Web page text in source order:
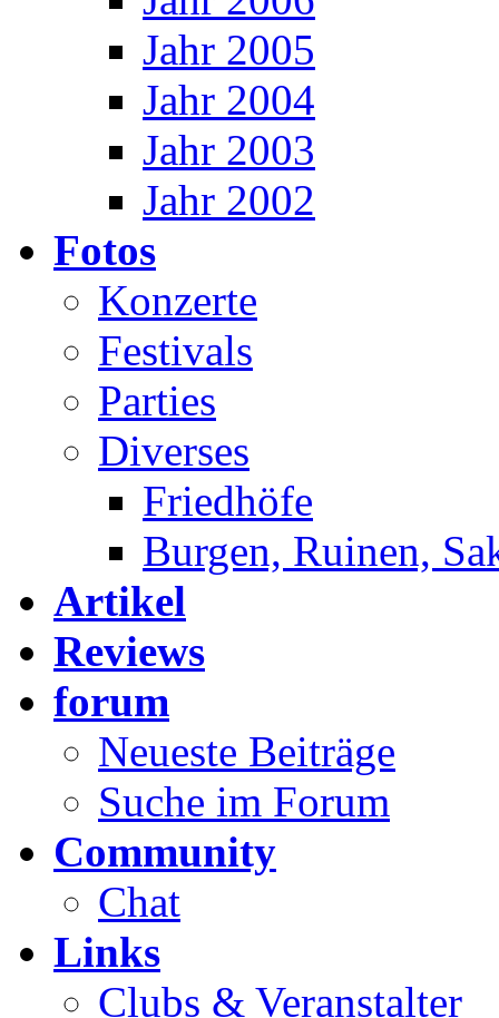
Jahr 2005
Jahr 2004
Jahr 2003
Jahr 2002
Fotos
Konzerte
Festivals
Parties
Diverses
Friedhöfe
Burgen, Ruinen,
Artikel
Reviews
forum
Neueste Beiträge
Suche im Forum
Community
Chat
Links
Clubs & Veranstalter